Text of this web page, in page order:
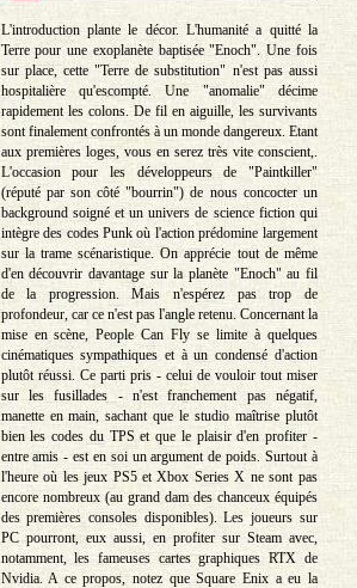
L'introduction plante le décor. L'humanité a quitté la
Terre pour une exoplanète baptisée "Enoch". Une fois
sur place, cette "Terre de substitution" n'est pas aussi
hospitalière qu'escompté. Une "anomalie" décime
rapidement les colons. De fil en aiguille, les survivants
sont finalement confrontés à un monde dangereux. Etant
aux premières loges, vous en serez très vite conscient,.
L'occasion pour les développeurs de "Paintkiller"
(réputé par son côté "bourrin") de nous concocter un
background soigné et un univers de science fiction qui
intègre des codes Punk où l'action prédomine largement
sur la trame scénaristique. On apprécie tout de même
d'en découvrir davantage sur la planète "Enoch" au fil
de la progression. Mais n'espérez pas trop de
profondeur, car ce n'est pas l'angle retenu. Concernant la
mise en scène, People Can Fly se limite à quelques
cinématiques sympathiques et à un condensé d'action
plutôt réussi. Ce parti pris - celui de vouloir tout miser
sur les fusillades - n'est franchement pas négatif,
manette en main, sachant que le studio maîtrise plutôt
bien les codes du TPS et que le plaisir d'en profiter -
entre amis - est en soi un argument de poids. Surtout à
l'heure où les jeux PS5 et Xbox Series X ne sont pas
encore nombreux (au grand dam des chanceux équipés
des premières consoles disponibles). Les joueurs sur
PC pourront, eux aussi, en profiter sur Steam avec,
notamment, les fameuses cartes graphiques RTX de
Nvidia. A ce propos, notez que Square Enix a eu la